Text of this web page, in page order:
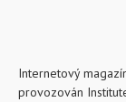
Internetový
provozován